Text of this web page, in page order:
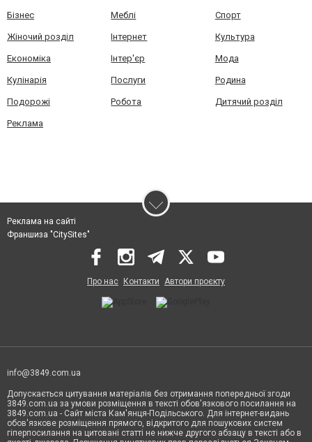
Бізнес Меблі Спорт
Жіночий розділ Інтернет Культура
Економіка Інтер'єр Мода
Кулінарія Послуги Родина
Подорожі Робота Дитячий розділ
Реклама
Реклама на сайті
Франшиза "CitySites"
Про нас Контакти Автори проєкту
info@3849.com.ua
Допускається цитування матеріалів без отримання попередньої згоди
3849.com.ua за умови розміщення в тексті обов'язкового посилання на
3849.com.ua - Сайт міста Кам'янця-Подільського. Для інтернет-видань
обов'язкове розміщення прямого, відкритого для пошукових систем
гіперпосилання на цитовані статті не нижче другого абзацу в тексті або в